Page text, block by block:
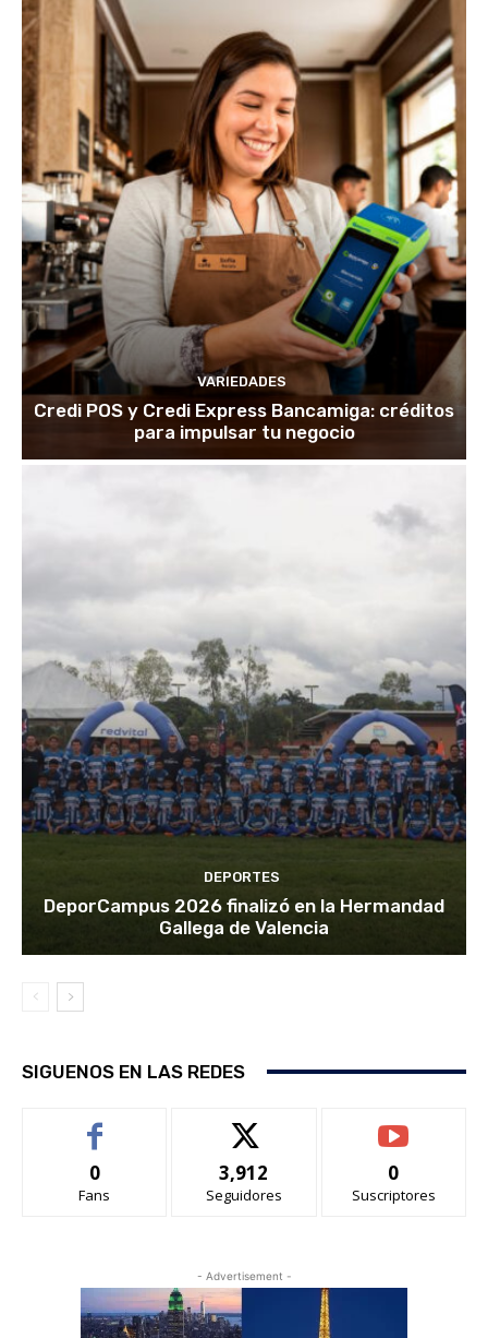
VARIEDADES
Credi POS y Credi Express Bancamiga: créditos
para impulsar tu negocio
DEPORTES
DeporCampus 2026 finalizó en la Hermandad
Gallega de Valencia
SIGUENOS EN LAS REDES
0
Fans
3,912
Seguidores
0
Suscriptores
- Advertisement -